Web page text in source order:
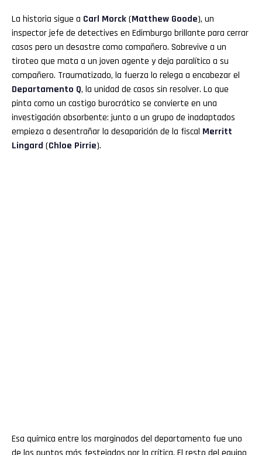
La historia sigue a Carl Morck(Matthew Goode), un
inspector jefe de detectives en Edimburgo brillante para cerrar
casos pero un desastre como compañero. Sobrevive a un
tiroteo que mata a un joven agente y deja paralítico a su
compañero. Traumatizado, la fuerza lo relega a encabezar el
Departamento Q, la unidad de casos sin resolver. Lo que
pinta como un castigo burocrático se convierte en una
investigación absorbente: junto a un grupo de inadaptados
empieza a desentrañar la desaparición de la fiscal Merritt
Lingard (Chloe Pirrie).
Esa química entre los marginados del departamento fue uno